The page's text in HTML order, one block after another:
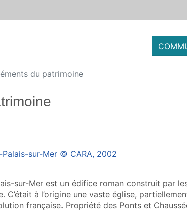
du patrimoine
sur-Mer est un édifice roman construit par
C’était à l’origine une vaste église,
française. Propriété des Ponts et